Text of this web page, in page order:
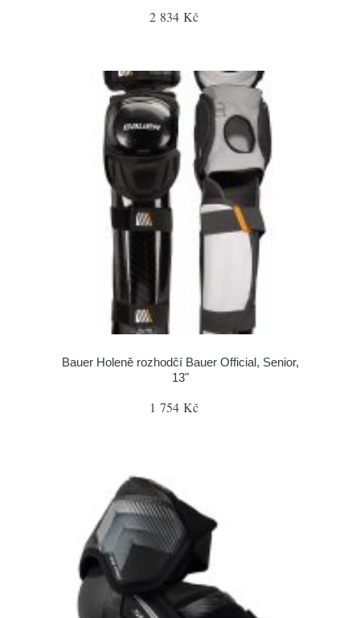
2 834 Kč
Bauer Holeně rozhodčí Bauer Official, Senior,
13"
1 754 Kč